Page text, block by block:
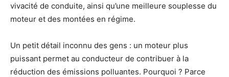
vivacité de conduite, ainsi qu’une meilleure souplesse du
moteur et des montées en régime.
Un petit détail inconnu des gens : un moteur plus
puissant permet au conducteur de contribuer à la
réduction des émissions polluantes. Pourquoi ? Parce